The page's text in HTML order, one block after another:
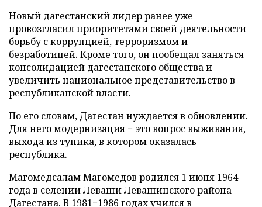
Новый дагестанский лидер ранее уже
провозгласил приоритетами своей деятельности
борьбу с коррупцией, терроризмом и
безработицей. Кроме того, он пообещал заняться
консолидацией дагестанского общества и
увеличить национальное представительство в
республиканской власти.
По его словам, Дагестан нуждается в обновлении.
Для него модернизация − это вопрос выживания,
выхода из тупика, в котором оказалась
республика.
Магомедсалам Магомедов родился 1 июня 1964
года в селении Леваши Левашинского района
Дагестана. В 1981−1986 годах учился в